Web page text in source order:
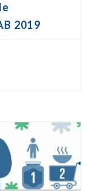
2019